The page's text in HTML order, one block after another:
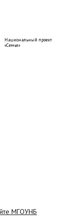
Национальный проект
«Семья»
МГОУНБ